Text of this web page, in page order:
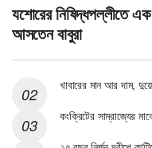
যশোরের নিষিদ্ধপল্লীতে
আসতেন বাবুরা
খাবারের মান আর দাম,
কংক্রিটের সাম্রাজ্যের